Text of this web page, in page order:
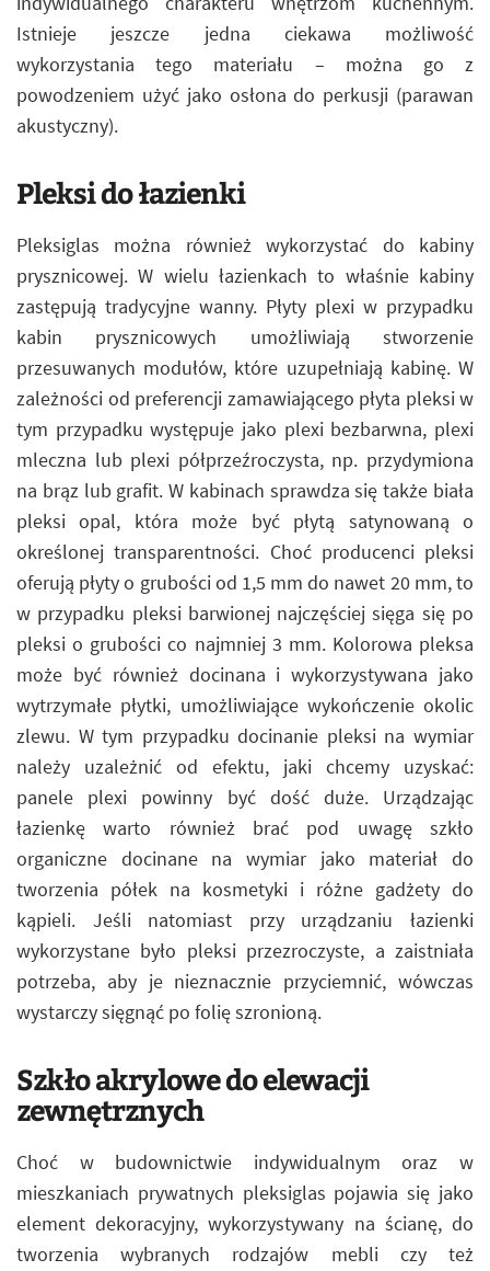
Istnieje jeszcze jedna ciekawa możliwość
wykorzystania tego materiału – można go z
powodzeniem użyć jako osłona do perkusji (parawan
akustyczny).
Pleksi do łazienki
Pleksiglas można również wykorzystać do kabiny
prysznicowej. W wielu łazienkach to właśnie kabiny
zastępują tradycyjne wanny. Płyty plexi w przypadku
kabin prysznicowych umożliwiają stworzenie
przesuwanych modułów, które uzupełniają kabinę. W
zależności od preferencji zamawiającego płyta pleksi w
tym przypadku występuje jako plexi bezbarwna, plexi
mleczna lub plexi półprzeźroczysta, np. przydymiona
na brąz lub grafit. W kabinach sprawdza się także biała
pleksi opal, która może być płytą satynowaną o
określonej transparentności. Choć producenci pleksi
oferują płyty o grubości od 1,5 mm do nawet 20 mm, to
w przypadku pleksi barwionej najczęściej sięga się po
pleksi o grubości co najmniej 3 mm. Kolorowa pleksa
może być również docinana i wykorzystywana jako
wytrzymałe płytki, umożliwiające wykończenie okolic
zlewu. W tym przypadku docinanie pleksi na wymiar
należy uzależnić od efektu, jaki chcemy uzyskać:
panele plexi powinny być dość duże. Urządzając
łazienkę warto również brać pod uwagę szkło
organiczne docinane na wymiar jako materiał do
tworzenia półek na kosmetyki i różne gadżety do
kąpieli. Jeśli natomiast przy urządzaniu łazienki
wykorzystane było pleksi przezroczyste, a zaistniała
potrzeba, aby je nieznacznie przyciemnić, wówczas
wystarczy sięgnąć po folię szronioną.
Szkło akrylowe do elewacji
zewnętrznych
Choć w budownictwie indywidualnym oraz w
mieszkaniach prywatnych pleksiglas pojawia się jako
element dekoracyjny, wykorzystywany na ścianę, do
tworzenia wybranych rodzajów mebli czy też